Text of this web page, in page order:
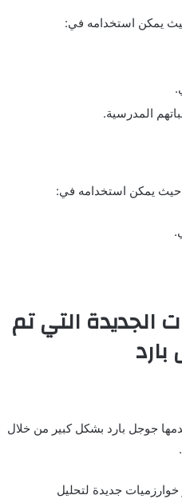
حيث يمكن استخدامه في:
المدرسية.
حيث يمكن استخدامه في:
الجديدة التي تم
جوجل بارد بشكل كبير من خلال
جديدة لتحليل